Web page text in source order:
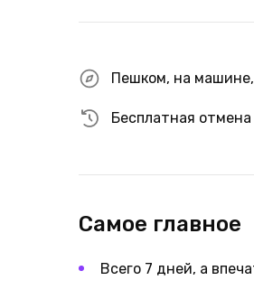
Пешком, на машине,
Бесплатная отмена
Самое главное
Всего 7 дней, а